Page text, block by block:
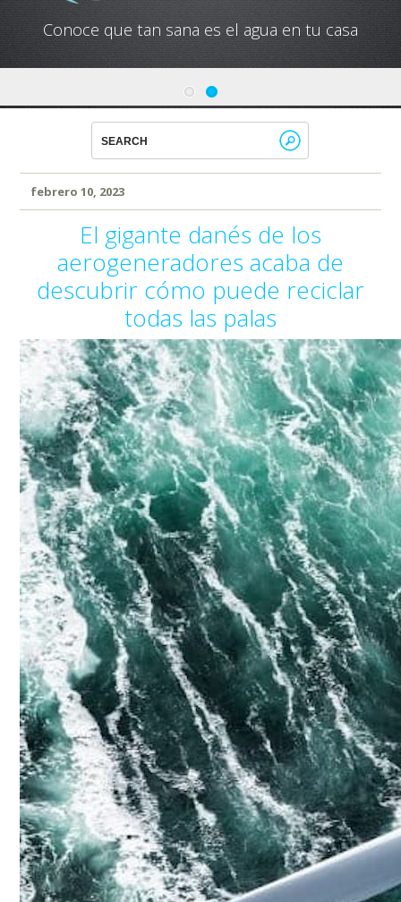
Conoce que tan sana es el agua en tu casa
Conoce cual es el mejor calentador solar de
México
febrero 10, 2023
El gigante danés de los
aerogeneradores acaba de
descubrir cómo puede reciclar
todas las palas